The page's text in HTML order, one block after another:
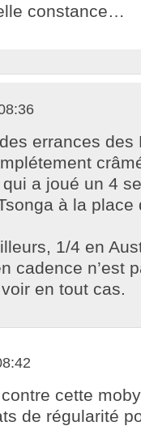
constance…
errances des
a joué un 4
à la place
1/4 en
cadence n’est
en tout cas.
cette
de régularité